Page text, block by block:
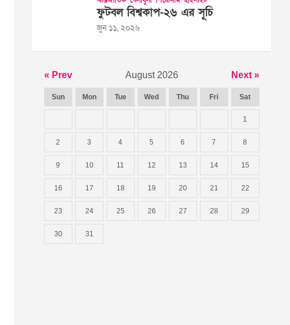
ফুটবল বিশ্বকাপ-২৬ এর সূচি
জুন ১১, ২০২৬
« Prev August 2026 Next »
Sun Mon Tue Wed Thu Fri Sat
1
2 3 4 5 6 7 8
9 10 11 12 13 14 15
16 17 18 19 20 21 22
23 24 25 26 27 28 29
30 31